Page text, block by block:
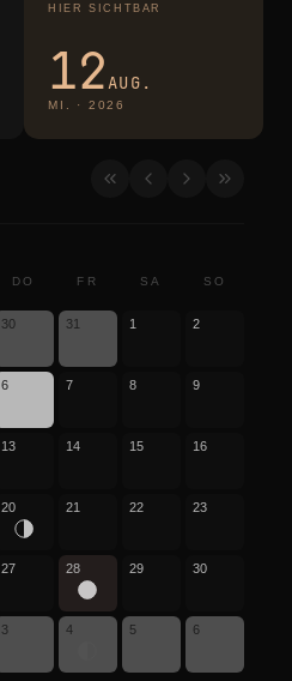
HIER SICHTBAR
12AUG.
MI. · 2026
DO FR SA SO
30 31 1 2
6 7 8 9
13 14 15 16
20 21 22 23
27 28 29 30
3 4 5 6